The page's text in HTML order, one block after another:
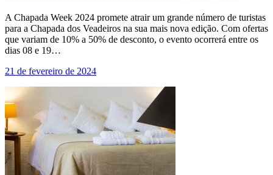
A Chapada Week 2024 promete atrair um grande número de turistas
para a Chapada dos Veadeiros na sua mais nova edição. Com ofertas
que variam de 10% a 50% de desconto, o evento ocorrerá entre os
dias 08 e 19…
21 de fevereiro de 2024